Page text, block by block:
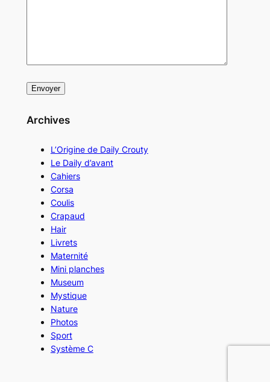
Archives
L’Origine de Daily Crouty
Le Daily d’avant
Cahiers
Corsa
Coulis
Crapaud
Hair
Livrets
Maternité
Mini planches
Museum
Mystique
Nature
Photos
Sport
Système C